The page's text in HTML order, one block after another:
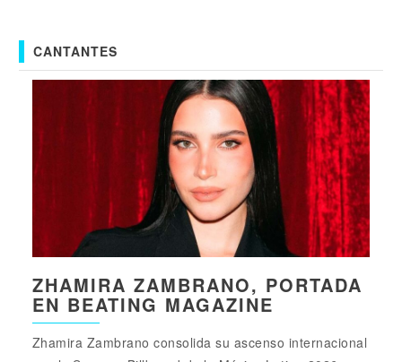
CANTANTES
ZHAMIRA ZAMBRANO, PORTADA
EN BEATING MAGAZINE
Zhamira Zambrano consolida su ascenso internacional